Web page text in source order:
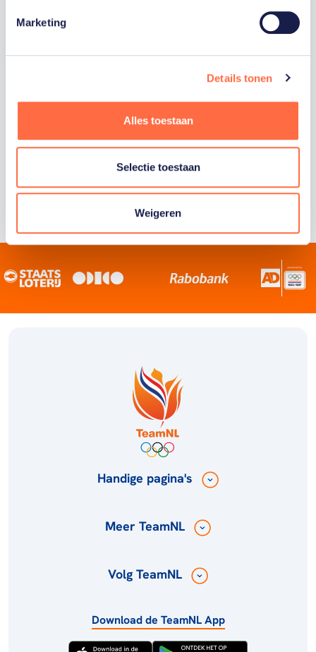
Marketing
Details tonen
Alles toestaan
Selectie toestaan
Weigeren
Staatsloterij is trotse hoofdsponsor van
sportiefste land van de wereld maken.
Handige pagina's
Meer TeamNL
Volg TeamNL
Download de TeamNL App